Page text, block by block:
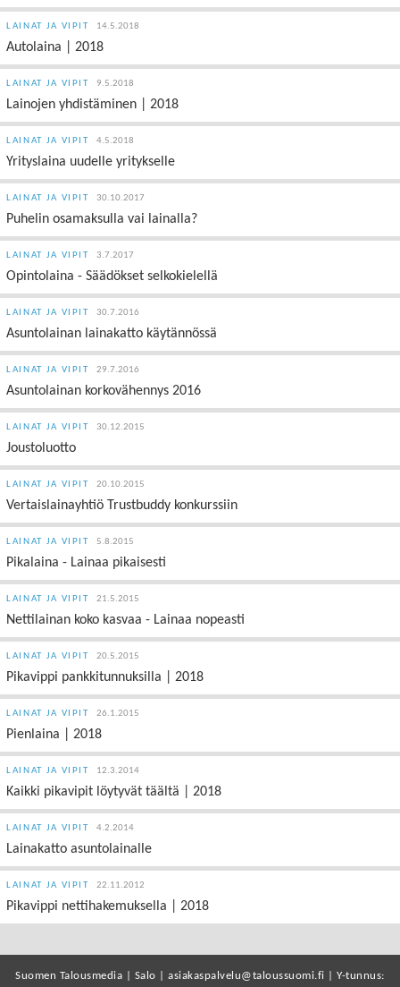
LAINAT JA VIPIT 14.5.2018
Autolaina | 2018
LAINAT JA VIPIT 9.5.2018
Lainojen yhdistäminen | 2018
LAINAT JA VIPIT 4.5.2018
Yrityslaina uudelle yritykselle
LAINAT JA VIPIT 30.10.2017
Puhelin osamaksulla vai lainalla?
LAINAT JA VIPIT 3.7.2017
Opintolaina - Säädökset selkokielellä
LAINAT JA VIPIT 30.7.2016
Asuntolainan lainakatto käytännössä
LAINAT JA VIPIT 29.7.2016
Asuntolainan korkovähennys 2016
LAINAT JA VIPIT 30.12.2015
Joustoluotto
LAINAT JA VIPIT 20.10.2015
Vertaislainayhtiö Trustbuddy konkurssiin
LAINAT JA VIPIT 5.8.2015
Pikalaina - Lainaa pikaisesti
LAINAT JA VIPIT 21.5.2015
Nettilainan koko kasvaa - Lainaa nopeasti
LAINAT JA VIPIT 20.5.2015
Pikavippi pankkitunnuksilla | 2018
LAINAT JA VIPIT 26.1.2015
Pienlaina | 2018
LAINAT JA VIPIT 12.3.2014
Kaikki pikavipit löytyvät täältä | 2018
LAINAT JA VIPIT 4.2.2014
Lainakatto asuntolainalle
LAINAT JA VIPIT 22.11.2012
Pikavippi nettihakemuksella | 2018
Suomen Talousmedia | Salo | asiakaspalvelu@taloussuomi.fi | Y-tunnus: